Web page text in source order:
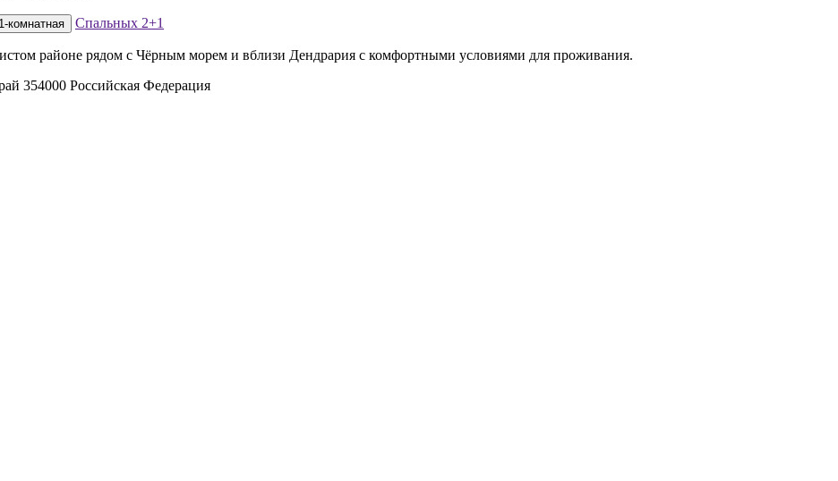
1-комнатная Спальных 2+1
районе рядом с Чёрным морем и вблизи Дендрария с комфортными условиями для проживания.
354000 Российская Федерация